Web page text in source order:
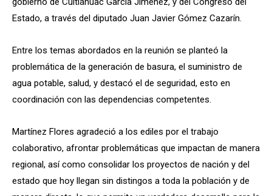
Estado, a través del diputado Juan Javier Gómez Cazarín.
Entre los temas abordados en la reunión se planteó la
problemática de la generación de basura, el suministro de
agua potable, salud, y destacó el de seguridad, esto en
coordinación con las dependencias competentes.
Martínez Flores agradeció a los ediles por el trabajo
colaborativo, afrontar problemáticas que impactan de manera
regional, así como consolidar los proyectos de nación y del
estado que hoy llegan sin distingos a toda la población y de